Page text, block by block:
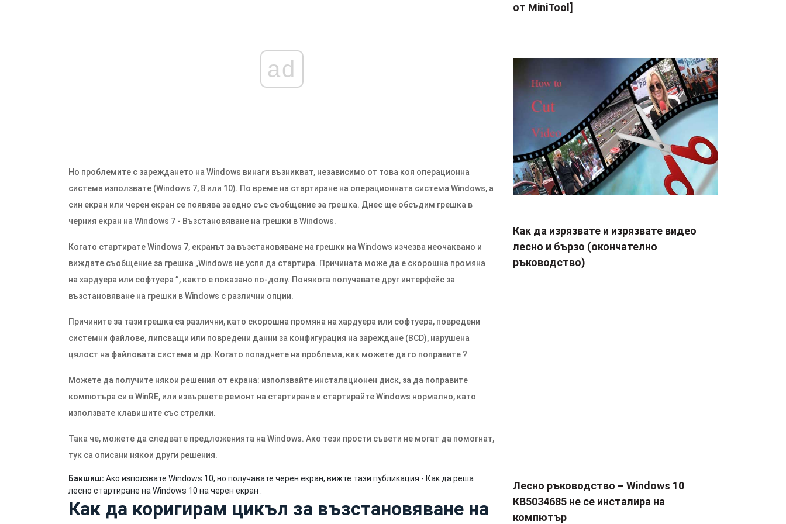
ad
Но проблемите с зареждането на Windows винаги възникват, независимо от това коя операционна
система използвате (Windows 7, 8 или 10). По време на стартиране на операционната система Windows, a
син екран или черен екран се появява заедно със съобщение за грешка. Днес ще обсъдим грешка в
черния екран на Windows 7 - Възстановяване на грешки в Windows.
Когато стартирате Windows 7, екранът за възстановяване на грешки на Windows изчезва неочаквано и
виждате съобщение за грешка „Windows не успя да стартира. Причината може да е скорошна промяна
на хардуера или софтуера ”, както е показано по-долу. Понякога получавате друг интерфейс за
възстановяване на грешки в Windows с различни опции.
Причините за тази грешка са различни, като скорошна промяна на хардуера или софтуера, повредени
системни файлове, липсващи или повредени данни за конфигурация на зареждане (BCD), нарушена
цялост на файловата система и др. Когато попаднете на проблема, как можете да го поправите ?
Можете да получите някои решения от екрана: използвайте инсталационен диск, за да поправите
компютъра си в WinRE, или извършете ремонт на стартиране и стартирайте Windows нормално, като
използвате клавишите със стрелки.
Така че, можете да следвате предложенията на Windows. Ако тези прости съвети не могат да помогнат,
тук са описани някои други решения.
Бакшиш: Ако използвате Windows 10, но получавате черен екран, вижте тази публикация - Как да реша
лесно стартиране на Windows 10 на черен екран .
Как да коригирам цикъл за възстановяване на
от MiniTool]
Как да изрязвате и изрязвате видео
лесно и бързо (окончателно
ръководство)
Лесно ръководство – Windows 10
KB5034685 не се инсталира на
компютър